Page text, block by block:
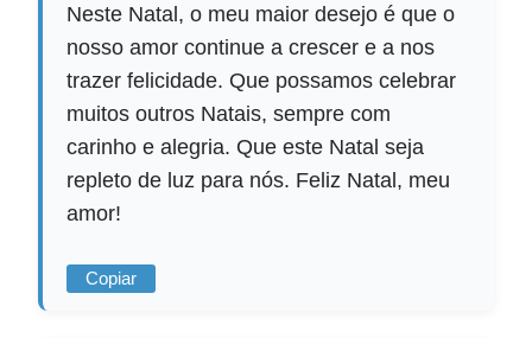
Neste Natal, o meu maior desejo é que o
nosso amor continue a crescer e a nos
trazer felicidade. Que possamos celebrar
muitos outros Natais, sempre com
carinho e alegria. Que este Natal seja
repleto de luz para nós. Feliz Natal, meu
amor!
Copiar